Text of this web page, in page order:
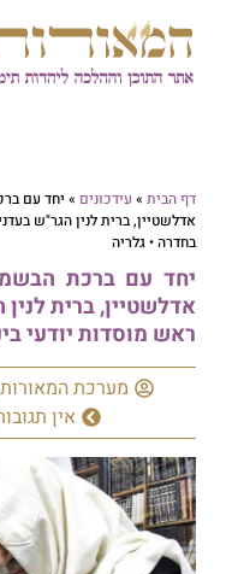
דף הבית » עידכונים » יחד עם
אדלשטיין, ברית לנין הגר"ש
בחדרה • גלריה
יחד עם ברכת
אדלשטיין, ברית
ראש מוסדות יודעי
מערכת המאורות
אין